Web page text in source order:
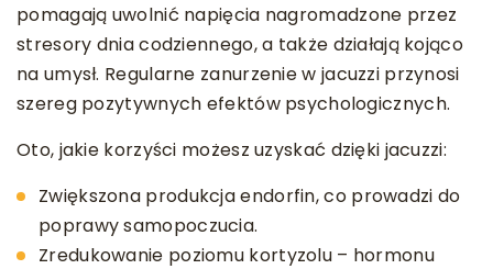
pomagają uwolnić napięcia nagromadzone przez
stresory dnia codziennego, a także działają kojąco
na umysł. Regularne zanurzenie w jacuzzi przynosi
szereg pozytywnych efektów psychologicznych.
Oto, jakie korzyści możesz uzyskać dzięki jacuzzi:
Zwiększona produkcja endorfin, co prowadzi do
poprawy samopoczucia.
Zredukowanie poziomu kortyzolu – hormonu